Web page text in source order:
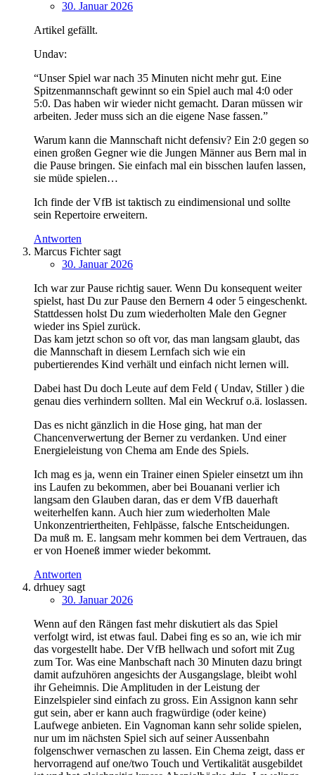
30. Januar 2026
Artikel gefällt.
Undav:
“Unser Spiel war nach 35 Minuten nicht mehr gut. Eine
Spitzenmannschaft gewinnt so ein Spiel auch mal 4:0 oder
5:0. Das haben wir wieder nicht gemacht. Daran müssen wir
arbeiten. Jeder muss sich an die eigene Nase fassen.”
Warum kann die Mannschaft nicht defensiv? Ein 2:0 gegen so
einen großen Gegner wie die Jungen Männer aus Bern mal in
die Pause bringen. Sie einfach mal ein bisschen laufen lassen,
sie müde spielen…
Ich finde der VfB ist taktisch zu eindimensional und sollte
sein Repertoire erweitern.
Antworten
Marcus Fichtersagt
30. Januar 2026
Ich war zur Pause richtig sauer. Wenn Du konsequent weiter
spielst, hast Du zur Pause den Bernern 4 oder 5 eingeschenkt.
Stattdessen holst Du zum wiederholten Male den Gegner
wieder ins Spiel zurück.
Das kam jetzt schon so oft vor, das man langsam glaubt, das
die Mannschaft in diesem Lernfach sich wie ein
pubertierendes Kind verhält und einfach nicht lernen will.
Dabei hast Du doch Leute auf dem Feld ( Undav, Stiller ) die
genau dies verhindern sollten. Mal ein Weckruf o.ä. loslassen.
Das es nicht gänzlich in die Hose ging, hat man der
Chancenverwertung der Berner zu verdanken. Und einer
Energieleistung von Chema am Ende des Spiels.
Ich mag es ja, wenn ein Trainer einen Spieler einsetzt um ihn
ins Laufen zu bekommen, aber bei Bouanani verlier ich
langsam den Glauben daran, das er dem VfB dauerhaft
weiterhelfen kann. Auch hier zum wiederholten Male
Unkonzentriertheiten, Fehlpässe, falsche Entscheidungen.
Da muß m. E. langsam mehr kommen bei dem Vertrauen, das
er von Hoeneß immer wieder bekommt.
Antworten
drhuey sagt
30. Januar 2026
Wenn auf den Rängen fast mehr diskutiert als das Spiel
verfolgt wird, ist etwas faul. Dabei fing es so an, wie ich mir
das vorgestellt habe. Der VfB hellwach und sofort mit Zug
zum Tor. Was eine Manbschaft nach 30 Minuten dazu bringt
damit aufzuhören angesichts der Ausgangslage, bleibt wohl
ihr Geheimnis. Die Amplituden in der Leistung der
Einzelspieler sind einfach zu gross. Ein Assignon kann sehr
gut sein, aber er kann auch fragwürdige (oder keine)
Laufwege anbieten. Ein Vagnoman kann sehr solide spielen,
nur um im nächsten Spiel sich auf seiner Aussenbahn
folgenschwer vernaschen zu lassen. Ein Chema zeigt, dass er
hervorragend auf one/two Touch und Vertikalität ausgebildet